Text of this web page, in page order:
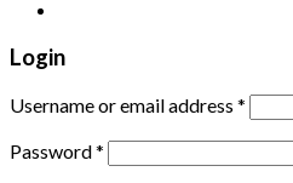
Login
Username or email address *
Password*